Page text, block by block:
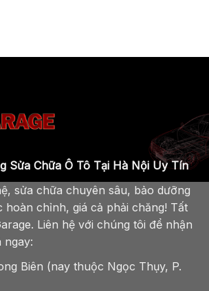
Sửa Chữa Ô Tô Tại Hà Nội Uy Tín
sửa chữa chuyên sâu, bảo dưỡng
hoàn chỉnh, giá cả phải chăng! Tất
Liên hệ với chúng tôi để nhận
ngay:
Biên (nay thuộc Ngọc Thụy, P.